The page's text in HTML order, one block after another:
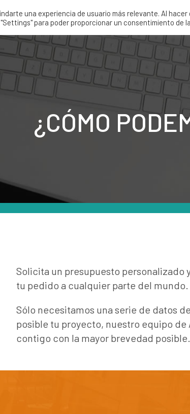
Servicios
¿CÓMO
Solicita un presupuesto
tu pedido a cualquier parte del mundo.
Sólo necesitamos una serie de datos
posible tu proyecto, nuestro equipo
contigo con la mayor brevedad posible.
una experiencia de usuario más relevante. Al
para poder proporcionar un consentimiento de